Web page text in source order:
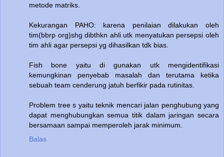
metode matriks.
Kekurangan PAHO: karena penilaian dilakukan oleh
tim(bbrp org)shg dibthkn ahli utk menyatukan persepsi oleh
tim ahli agar persepsi yg dihasilkan tdk bias.
Fish bone yaitu di gunakan utk mengidentifikasi
kemungkinan penyebab masalah dan terutama ketika
sebuah team cenderung jatuh berfikir pada rutinitas.
Problem tree s yaitu teknik mencari jalan penghubung yang
dapat menghubungkan semua titik dalam jaringan secara
bersamaan sampai memperoleh jarak minimum.
Balas